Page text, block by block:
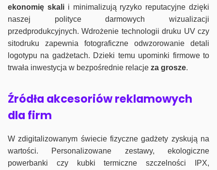
ekonomię skalii minimalizują ryzyko reputacyjne dzięki
naszej polityce darmowych wizualizacji
przedprodukcyjnych. Wdrożenie technologii druku UV czy
sitodruku zapewnia fotograficzne odwzorowanie detali
logotypu na gadżetach. Dzieki temu upominki firmowe to
trwała inwestycja w bezpośrednie relacje za grosze.
Źródła akcesoriów reklamowych
dla firm
W zdigitalizowanym świecie fizyczne gadżety zyskują na
wartości. Personalizowane zestawy, ekologiczne
powerbanki czy kubki termiczne szczelności IPX,